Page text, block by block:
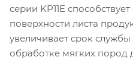
серии KP11E
поверхности листа
увеличивает срок
обработке мягких пород